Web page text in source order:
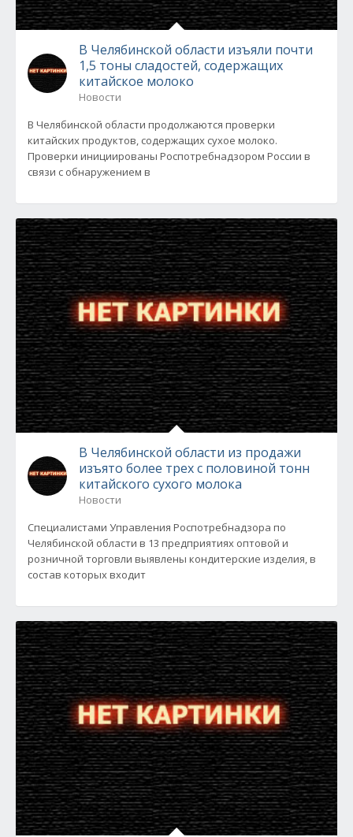
В Челябинской области изъяли почти
1,5 тоны сладостей, содержащих
китайское молоко
Новости
В Челябинской области продолжаются проверки
китайских продуктов, содержащих сухое молоко.
Проверки инициированы Роспотребнадзором России в
связи с обнаружением в
В Челябинской области из продажи
изъято более трех с половиной тонн
китайского сухого молока
Новости
Специалистами Управления Роспотребнадзора по
Челябинской области в 13 предприятиях оптовой и
розничной торговли выявлены кондитерские изделия, в
состав которых входит